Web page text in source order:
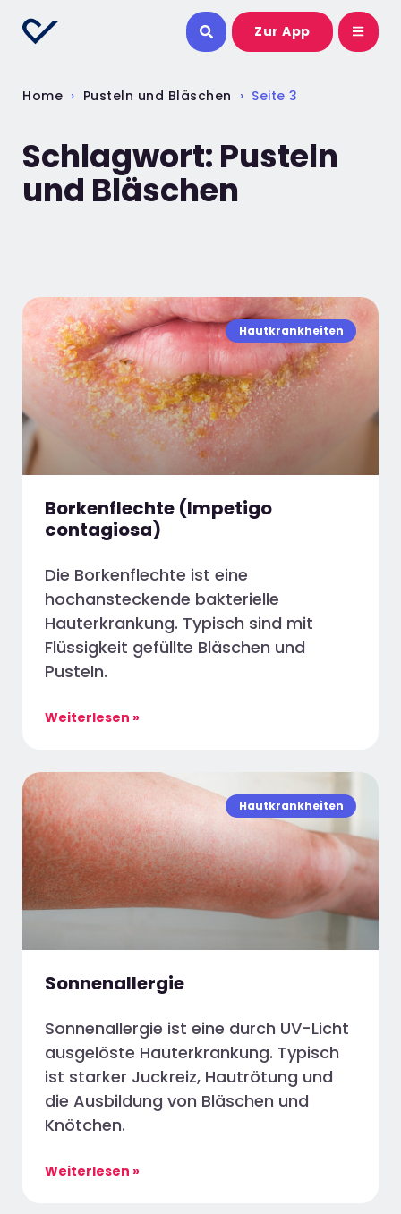
Zur App
Home › Pusteln und Bläschen › Seite 3
Schlagwort: Pusteln
und Bläschen
Hautkrankheiten
Borkenflechte (Impetigo
contagiosa)
Die Borkenflechte ist eine
hochansteckende bakterielle
Hauterkrankung. Typisch sind mit
Flüssigkeit gefüllte Bläschen und
Pusteln.
Weiterlesen »
Hautkrankheiten
Sonnenallergie
Sonnenallergie ist eine durch UV-Licht
ausgelöste Hauterkrankung. Typisch
ist starker Juckreiz, Hautrötung und
die Ausbildung von Bläschen und
Knötchen.
Weiterlesen »